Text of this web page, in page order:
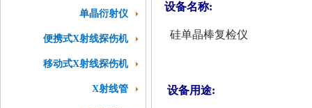
单晶衍射仪
便携式X射线探伤机
移动式X射线探伤机
X射线管
设备名称:
硅单晶棒复检仪
设备用途: